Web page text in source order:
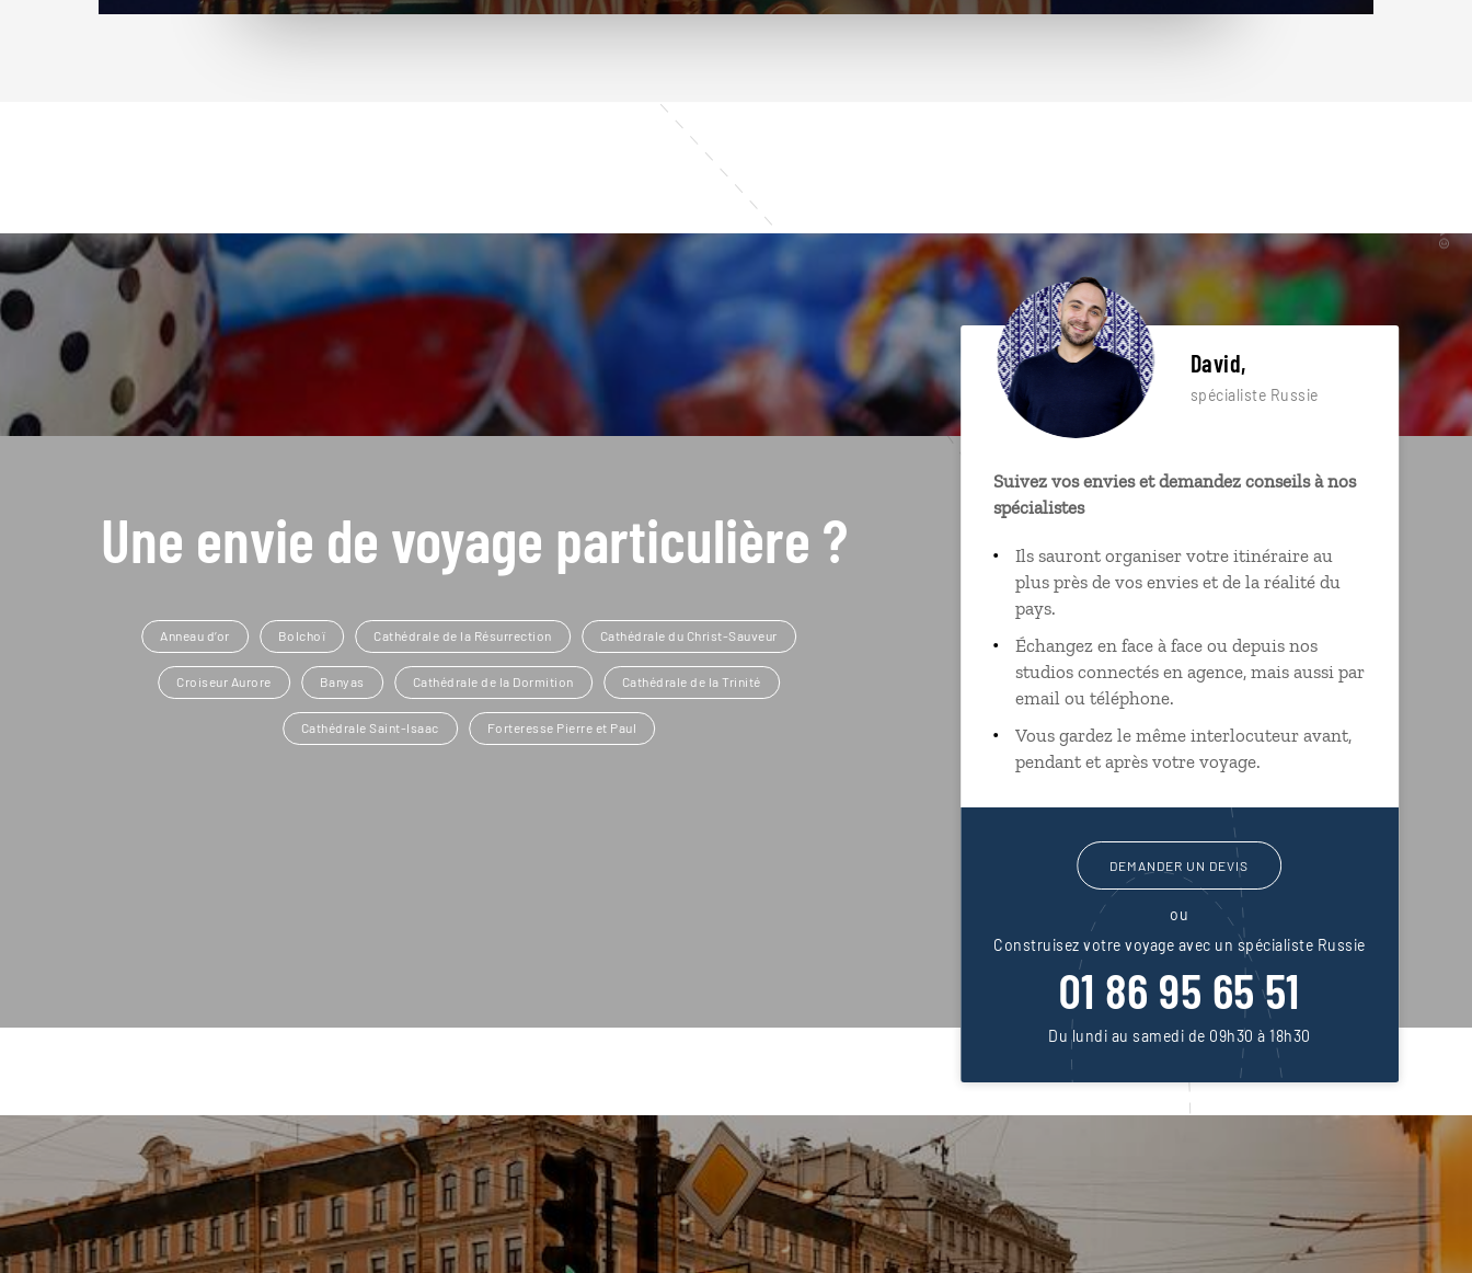
Une envie de voyage particulière ?
Anneau d’or Bolchoï Cathédrale de la Résurrection Cathédrale du Christ-Sauveur
Croiseur Aurore Banyas Cathédrale de la Dormition Cathédrale de la Trinité
Cathédrale Saint-Isaac Forteresse Pierre et Paul
David,
spécialiste Russie
Suivez vos envies et demandez conseils à nos
spécialistes
Ils sauront organiser votre itinéraire au
plus près de vos envies et de la réalité du
pays.
Échangez en face à face ou depuis nos
studios connectés en agence, mais aussi par
email ou téléphone.
Vous gardez le même interlocuteur avant,
pendant et après votre voyage.
DEMANDER UN DEVIS
ou
Construisez votre voyage avec un spécialiste Russie
01 86 95 65 51
Du lundi au samedi de 09h30 à 18h30